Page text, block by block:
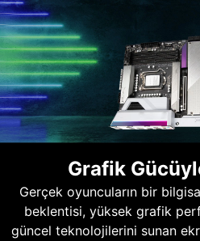
Grafik
Gerçek oyuncuların bir
beklentisi, yüksek grafik
güncel teknolojilerini sunan